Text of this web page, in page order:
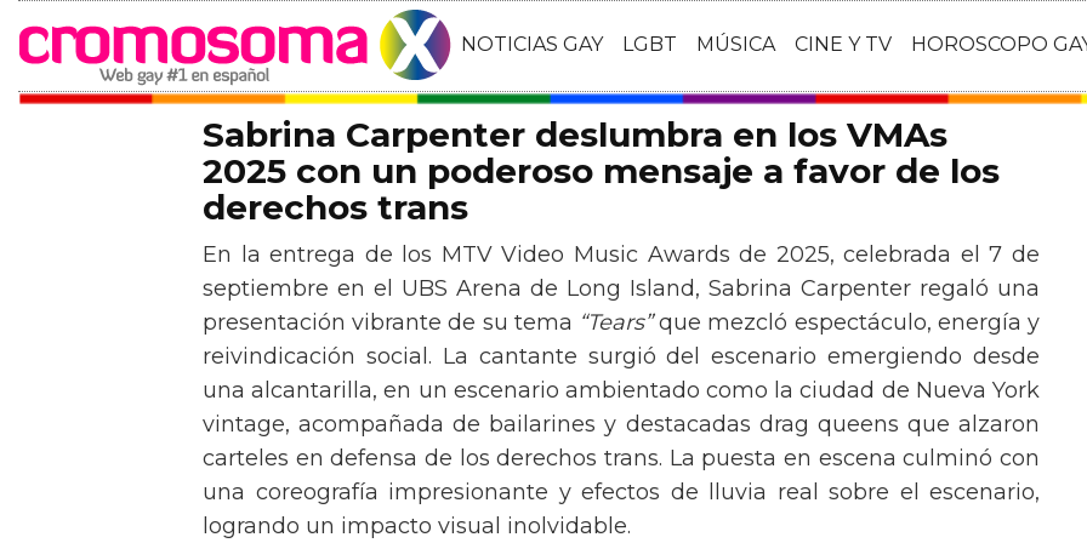
NOTICIAS GAY LGBT MÚSICA CINE Y TV HOROSCOPO
Sabrina Carpenter deslumbra en los VMAs
2025 con un poderoso mensaje a favor de los
derechos trans
En la entrega de los MTV Video Music Awards de 2025, celebrada el 7 de
septiembre en el UBS Arena de Long Island, Sabrina Carpenter regaló una
presentación vibrante de su tema “Tears”que mezcló espectáculo, energía y
reivindicación social. La cantante surgió del escenario emergiendo desde
una alcantarilla, en un escenario ambientado como la ciudad de Nueva York
vintage, acompañada de bailarines y destacadas drag queens que alzaron
carteles en defensa de los derechos trans. La puesta en escena culminó con
una coreografía impresionante y efectos de lluvia real sobre el escenario,
logrando un impacto visual inolvidable.